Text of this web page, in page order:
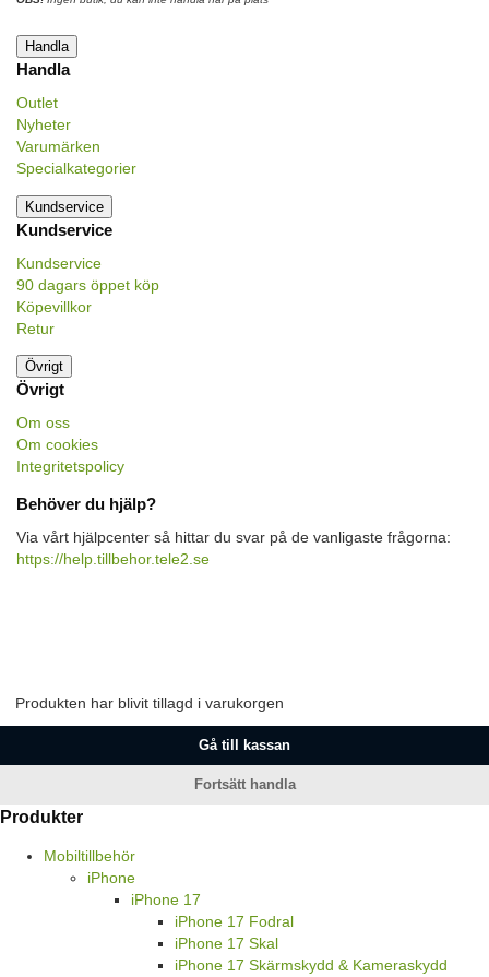
Handla
Handla
Outlet
Nyheter
Varumärken
Specialkategorier
Kundservice
Kundservice
Kundservice
90 dagars öppet köp
Köpevillkor
Retur
Övrigt
Övrigt
Om oss
Om cookies
Integritetspolicy
Behöver du hjälp?
Via vårt hjälpcenter så hittar du svar på de vanligaste frågorna:
https://help.tillbehor.tele2.se
Produkten har blivit tillagd i varukorgen
Gå till kassan
Fortsätt handla
Produkter
Mobiltillbehör
iPhone
iPhone 17
iPhone 17 Fodral
iPhone 17 Skal
iPhone 17 Skärmskydd & Kameraskydd